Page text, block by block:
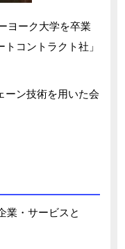
ヨーク大学を卒業
コントラクト社」
ーン技術を用いた会
業・サービスと